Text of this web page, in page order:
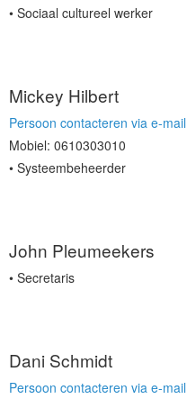
Sociaal cultureel werker
Mickey Hilbert
Persoon contacteren via e-mail
Mobiel: 0610303010
Systeembeheerder
John Pleumeekers
Secretaris
Dani Schmidt
Persoon contacteren via e-mail